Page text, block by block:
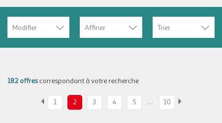
Modifier Affiner Trier
182 offrescorrespondant à votre recherche
1 2 3 4 5 … 10